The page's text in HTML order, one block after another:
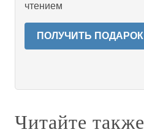
чтением
ПОЛУЧИТЬ ПОДАРОК
Читайте также